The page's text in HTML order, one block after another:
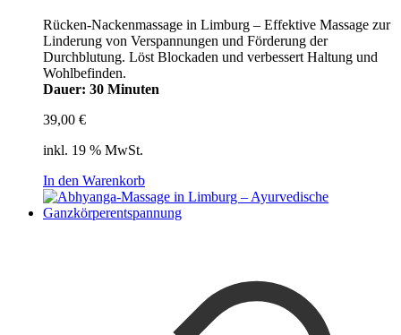
Rücken-Nackenmassage in Limburg – Effektive Massage zur
Linderung von Verspannungen und Förderung der
Durchblutung. Löst Blockaden und verbessert Haltung und
Wohlbefinden.
Dauer: 30 Minuten
39,00 €
inkl. 19 % MwSt.
In den Warenkorb